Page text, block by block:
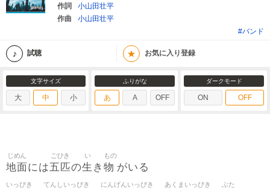
作詞
小山田壮平
作曲
小山田壮平
#バンド
試聴 ★ お気に入り登録
文字サイズ
大 中 小
ふりがな
あ A OFF
ダークモード
ON OFF
地面
じめん
には五匹
ごひき
の生
い
き 物
もの
がいる
いっぴき てんしいっぴき にんげんいっぴき あくまいっぴき ぶた